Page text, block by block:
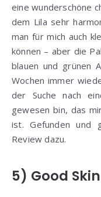
eine wunderschöne
dem Lila sehr
man für mich auch
können – aber die
blauen und grünen
Wochen immer
der Suche nach
gewesen bin, das
ist. Gefunden und
Review dazu.
5) Good